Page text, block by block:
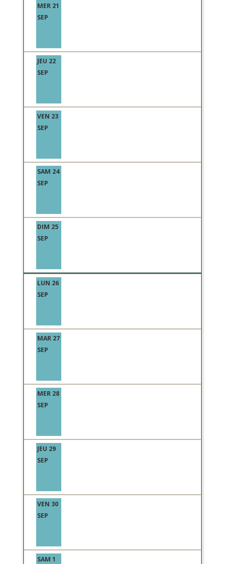
MER 21
SEP
JEU 22
SEP
VEN 23
SEP
SAM 24
SEP
DIM 25
SEP
LUN 26
SEP
MAR 27
SEP
MER 28
SEP
JEU 29
SEP
VEN 30
SEP
SAM 1